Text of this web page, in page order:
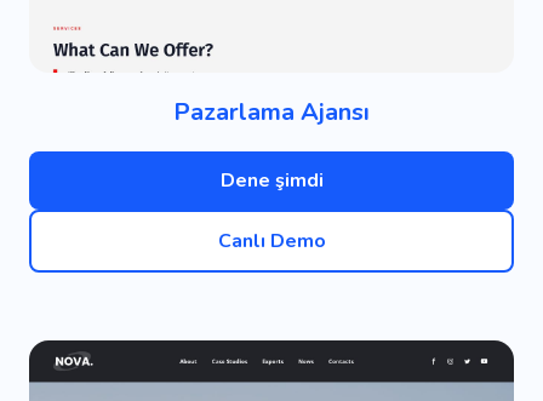
Pazarlama Ajansı
Dene şimdi
Canlı Demo